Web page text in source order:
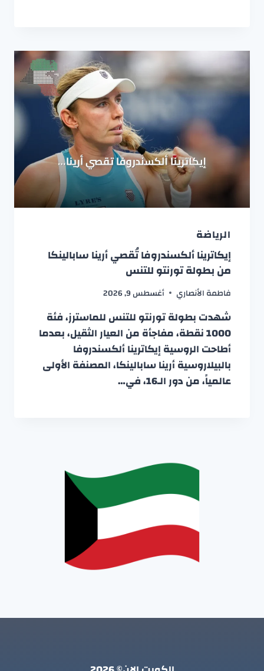
الرياضة
إيكاترينا ألكسندروفا تُقصي أرينا سابالينكا
من بطولة تورنتو للتنس
فاطمة الأنصاري أغسطس 9, 2026
شهدت بطولة تورنتو للتنس للماسترز، فئة
1000 نقطة، مفاجأة من العيار الثقيل، بعدما
أطاحت الروسية إيكاترينا ألكسندروفا
بالبيلاروسية أرينا سابالينكا، المصنفة الأولى
عالمياً، من دور الـ16، في…